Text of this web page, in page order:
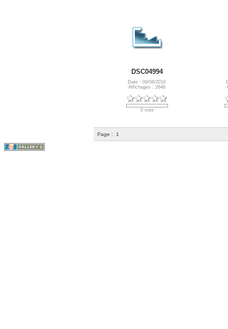
DSC04994
Date : 09/06/2010
Affichages : 2646
0 vote
Page : 1